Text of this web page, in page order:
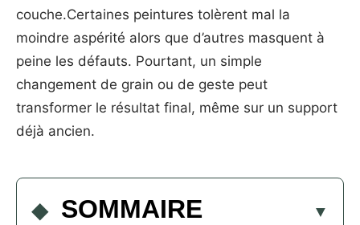
couche.Certaines peintures tolèrent mal la
moindre aspérité alors que d’autres masquent à
peine les défauts. Pourtant, un simple
changement de grain ou de geste peut
transformer le résultat final, même sur un support
déjà ancien.
SOMMAIRE